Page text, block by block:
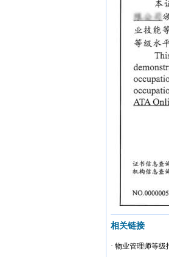
相关链接
· 物业管理师等级